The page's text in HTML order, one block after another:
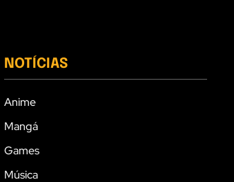
NOTÍCIAS
Anime
Mangá
Games
Música